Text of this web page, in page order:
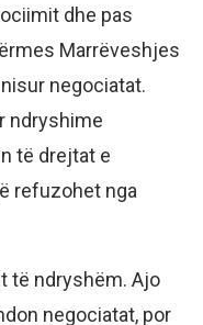
dhe pas
Marrëveshjes
negociatat.
ndryshime
të drejtat e
refuzohet nga
të ndryshëm. Ajo
negociatat, por